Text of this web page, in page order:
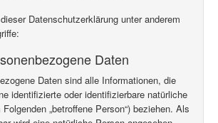
Datenschutzerklärung unter anderem
Daten
Daten sind alle Informationen, die
identifizierte oder identifizierbare natürliche
„betroffene Person“) beziehen. Als